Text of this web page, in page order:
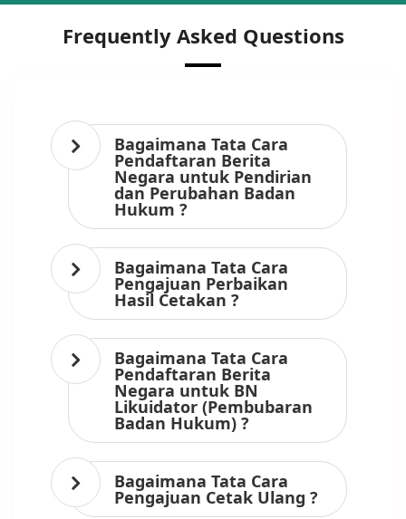
Frequently Asked Questions
Bagaimana Tata Cara
Pendaftaran Berita
Negara untuk Pendirian
dan Perubahan Badan
Hukum ?
Bagaimana Tata Cara
Pengajuan Perbaikan
Hasil Cetakan ?
Bagaimana Tata Cara
Pendaftaran Berita
Negara untuk BN
Likuidator (Pembubaran
Badan Hukum) ?
Bagaimana Tata Cara
Pengajuan Cetak Ulang ?